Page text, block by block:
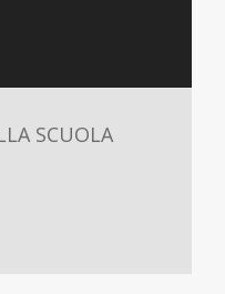
SCUOLA